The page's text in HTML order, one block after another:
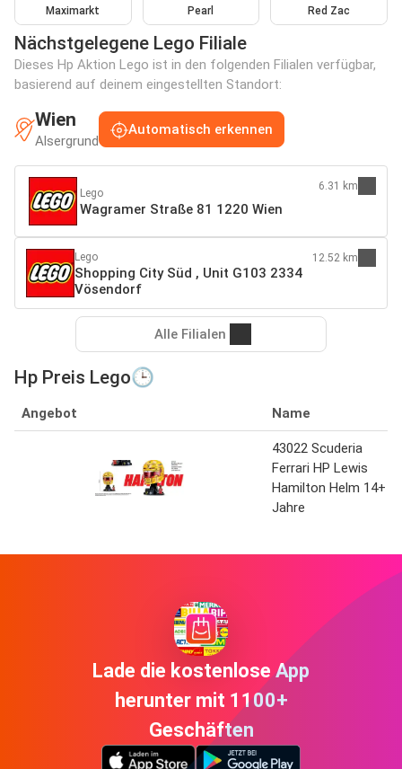
Maximarkt Pearl Red Zac
Nächstgelegene Lego Filiale
Dieses Hp Aktion Lego ist in den folgenden Filialen verfügbar,
basierend auf deinem eingestellten Standort:
Wien
Alsergrund
Automatisch erkennen
Lego
Wagramer Straße 81 1220 Wien
6.31 km
Lego
Shopping City Süd , Unit G103 2334
Vösendorf
12.52 km
Alle Filialen
Hp Preis Lego🕒
Angebot Name
43022 Scuderia
Ferrari HP Lewis
Hamilton Helm 14+
Jahre
Lade die kostenlose App
herunter mit 1100+
Geschäften